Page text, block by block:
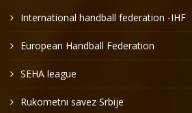
International handball federation -IHF
European Handball Federation
SEHA league
Rukometni savez Srbije